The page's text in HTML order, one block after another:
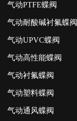
气动PTFE蝶阀
气动耐酸碱衬氟蝶阀
气动UPVC蝶阀
气动高性能蝶阀
气动衬氟蝶阀
气动塑料蝶阀
气动通风蝶阀